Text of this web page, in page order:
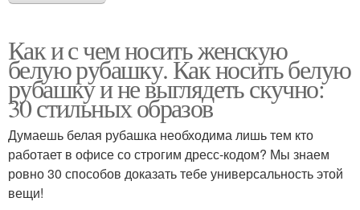
Как и с чем носить женскую
белую рубашку. Как носить белую
рубашку и не выглядеть скучно:
30 стильных образов
Думаешь белая рубашка необходима лишь тем кто
работает в офисе со строгим дресс-кодом? Мы знаем
ровно 30 способов доказать тебе универсальность этой
вещи!